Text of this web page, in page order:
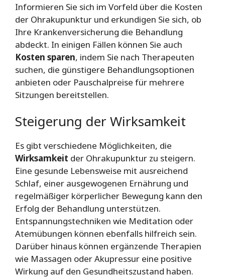
Informieren Sie sich im Vorfeld über die Kosten
der Ohrakupunktur und erkundigen Sie sich, ob
Ihre Krankenversicherung die Behandlung
abdeckt. In einigen Fällen können Sie auch
Kosten sparen, indem Sie nach Therapeuten
suchen, die günstigere Behandlungsoptionen
anbieten oder Pauschalpreise für mehrere
Sitzungen bereitstellen.
Steigerung der Wirksamkeit
Es gibt verschiedene Möglichkeiten, die
Wirksamkeit der Ohrakupunktur zu steigern.
Eine gesunde Lebensweise mit ausreichend
Schlaf, einer ausgewogenen Ernährung und
regelmäßiger körperlicher Bewegung kann den
Erfolg der Behandlung unterstützen.
Entspannungstechniken wie Meditation oder
Atemübungen können ebenfalls hilfreich sein.
Darüber hinaus können ergänzende Therapien
wie Massagen oder Akupressur eine positive
Wirkung auf den Gesundheitszustand haben.